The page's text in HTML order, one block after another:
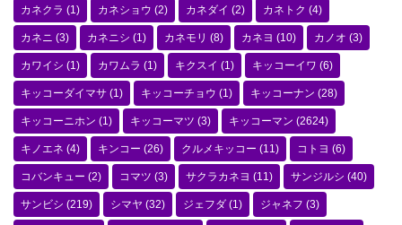
カネクラ (1) カネショウ (2) カネダイ (2) カネトク (4)
カネニ (3) カネニシ (1) カネモリ (8) カネヨ (10) カノオ (3)
カワイシ (1) カワムラ (1) キクスイ (1) キッコーイワ (6)
キッコーダイマサ (1) キッコーチョウ (1) キッコーナン (28)
キッコーニホン (1) キッコーマツ (3) キッコーマン (2624)
キノエネ (4) キンコー (26) クルメキッコー (11) コトヨ (6)
コバンキュー (2) コマツ (3) サクラカネヨ (11) サンジルシ (40)
サンビシ (219) シマヤ (32) ジェフダ (1) ジャネフ (3)